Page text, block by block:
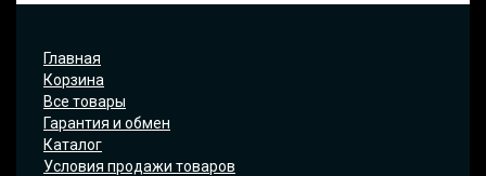
Главная
Корзина
Все товары
Гарантия и обмен
Каталог
Условия продажи товаров